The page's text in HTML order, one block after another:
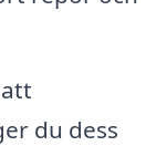
du dess